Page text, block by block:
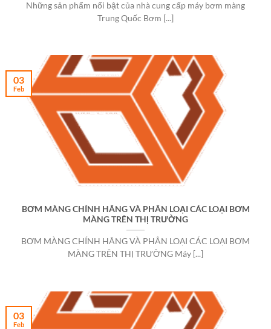
Những sản phẩm nổi bật của nhà cung cấp máy bơm màng
Trung Quốc Bơm [...]
BƠM MÀNG CHÍNH HÃNG VÀ PHÂN LOẠI CÁC LOẠI BƠM
MÀNG TRÊN THỊ TRƯỜNG
BƠM MÀNG CHÍNH HÃNG VÀ PHÂN LOẠI CÁC LOẠI BƠM
MÀNG TRÊN THỊ TRƯỜNG Máy [...]
03
Feb
03
Feb